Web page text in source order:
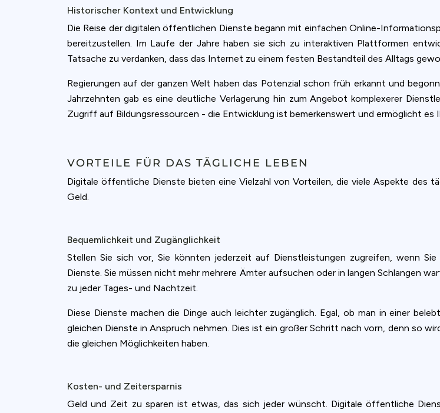
Historischer Kontext und Entwicklung
Die Reise der digitalen öffentlichen Dienste begann mit einfachen Online-
bereitzustellen. Im Laufe der Jahre haben sie sich zu interaktiven Plattformen
Tatsache zu verdanken, dass das Internet zu einem festen Bestandteil des Alltags
Regierungen auf der ganzen Welt haben das Potenzial schon früh erkannt und
Jahrzehnten gab es eine deutliche Verlagerung hin zum Angebot komplexerer
Zugriff auf Bildungsressourcen - die Entwicklung ist bemerkenswert und ermöglicht es
VORTEILE FÜR DAS TÄGLICHE LEBEN
Digitale öffentliche Dienste bieten eine Vielzahl von Vorteilen, die viele Aspekte des
Geld.
Bequemlichkeit und Zugänglichkeit
Stellen Sie sich vor, Sie könnten jederzeit auf Dienstleistungen zugreifen, wenn
Dienste. Sie müssen nicht mehr mehrere Ämter aufsuchen oder in langen Schlangen
zu jeder Tages- und Nachtzeit.
Diese Dienste machen die Dinge auch leichter zugänglich. Egal, ob man in einer
gleichen Dienste in Anspruch nehmen. Dies ist ein großer Schritt nach vorn, denn so
die gleichen Möglichkeiten haben.
Kosten- und Zeitersparnis
Geld und Zeit zu sparen ist etwas, das sich jeder wünscht. Digitale öffentliche